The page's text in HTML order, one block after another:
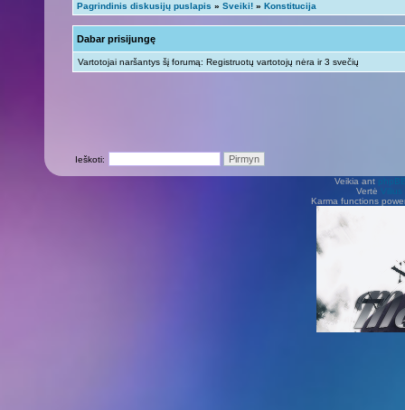
Pagrindinis diskusijų puslapis » Sveiki! » Konstitucija
Dabar prisijungę
Vartotojai naršantys šį forumą: Registruotų vartotojų nėra ir 3 svečių
Ieškoti:
Veikia ant
Vertė Vilius
Karma functions